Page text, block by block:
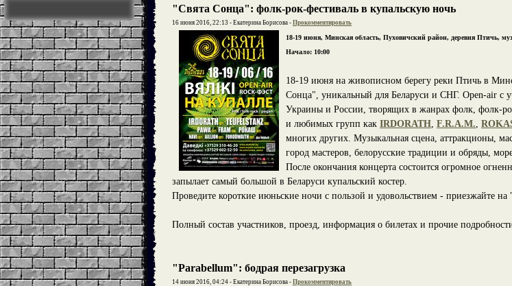
"Свята Сонца": фолк-рок-фестиваль в купальскую ночь
16 июня 2016, 22:13 - Екатерина Борисова - Прокомментировать
18-19 июня, Минская область, Пуховичский район, деревня Птичь,
Начало: 10:00
18-19 июня на живописном берегу реки Птичь в
Сонца", уникальный для Беларуси и СНГ. Open-air с
Украины и России, творящих в жанрах фолк, фолк-
и любимых групп как IRDORATH, F.R.A.M.,
многих других. Музыкальная сцена, аттракционы,
город мастеров, белорусские традиции и обряды,
После окончания концерта состоится огромное
запылает самый большой в Беларуси купальский костер.
Проведите короткие июньские ночи с пользой и удовольствием - приезжайте
Полный состав участников, проезд, информация о билетах и прочие
"Parabellum": бодрая перезагрузка
14 июня 2016, 04:24 - Екатерина Борисова - Прокомментировать